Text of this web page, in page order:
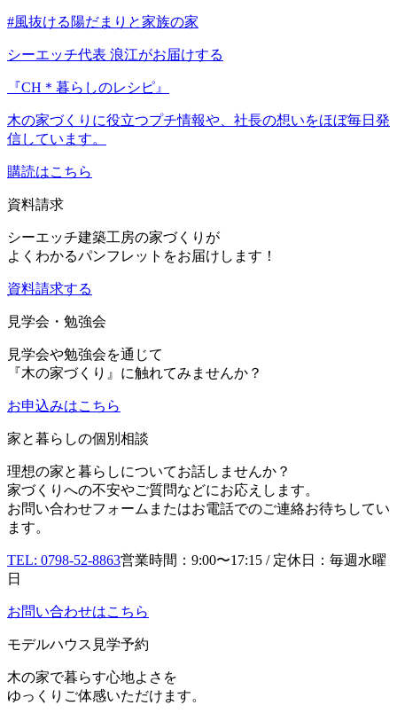
#風抜ける陽だまりと家族の家
シーエッチ代表 浪江がお届けする
『CH＊暮らしのレシピ』
木の家づくりに役立つプチ情報や、社長の想いをほぼ毎日発
信しています。
購読はこちら
資料請求
シーエッチ建築工房の家づくりが
よくわかるパンフレットをお届けします！
資料請求する
見学会・勉強会
見学会や勉強会を通じて
『木の家づくり』に触れてみませんか？
お申込みはこちら
家と暮らしの個別相談
理想の家と暮らしについてお話しませんか？
家づくりへの不安やご質問などにお応えします。
お問い合わせフォームまたはお電話でのご連絡お待ちしてい
ます。
TEL: 0798-52-8863営業時間：9:00〜17:15 / 定休日：毎週水曜
日
お問い合わせはこちら
モデルハウス見学予約
木の家で暮らす心地よさを
ゆっくりご体感いただけます。